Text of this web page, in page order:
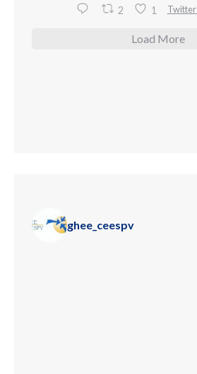
2 1 Twitter
Load More
ghee_ceespv